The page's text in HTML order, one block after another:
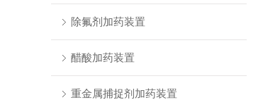
除氟剂加药装置
醋酸加药装置
重金属捕捉剂加药装置